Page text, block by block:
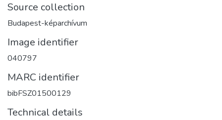
Source collection
Budapest-képarchívum
Image identifier
040797
MARC identifier
bibFSZ01500129
Technical details